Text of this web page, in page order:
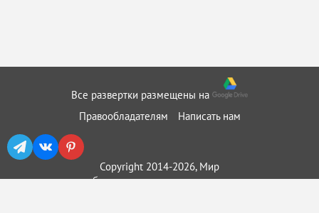
Все развертки размещены на
Правообладателям
Написать нам
Copyright 2014-2026, Мир
бумажного моделирования ::